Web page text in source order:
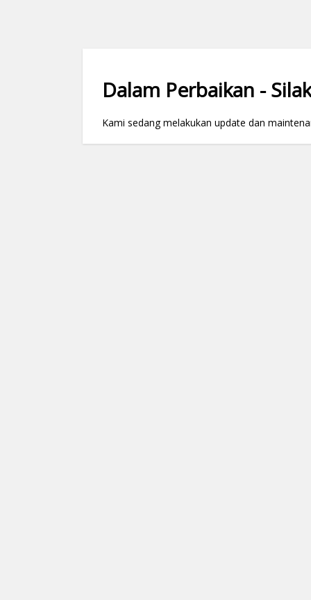
Dalam Perbaikan -
Kami sedang melakukan update dan